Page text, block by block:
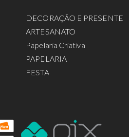
DECORAÇÃO E PRESENTE
ARTESANATO
Papelaria Criativa
PAPELARIA
FESTA